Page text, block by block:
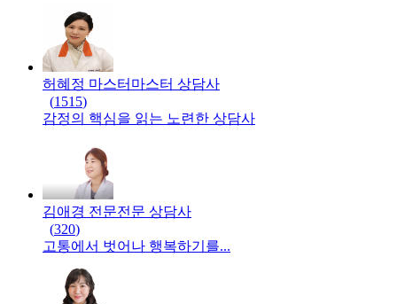
허혜정 마스터 마스터 상담사
(1515)
감정의 핵심을 읽는 노련한 상담사
김애경 전문전문 상담사
(320)
고통에서 벗어나 행복하기를...